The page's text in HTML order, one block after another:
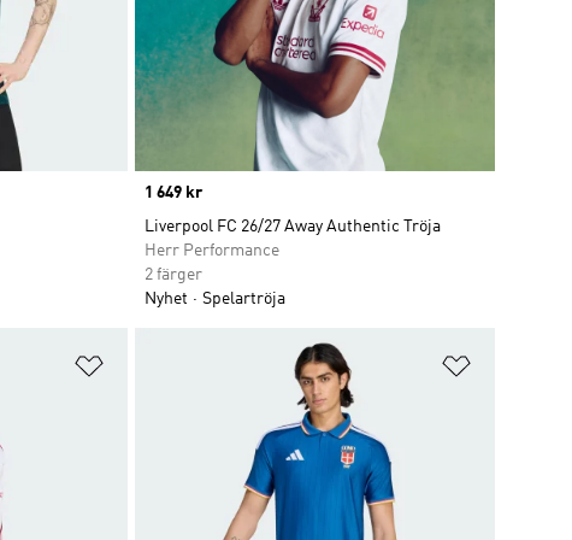
Price
1 649 kr
Liverpool FC 26/27 Away Authentic Tröja
Herr Performance
2 färger
Nyhet
Spelartröja
Lägg till på önskelistan